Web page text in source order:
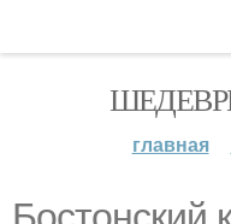
главная